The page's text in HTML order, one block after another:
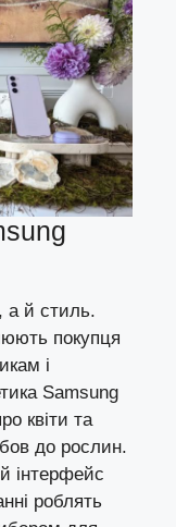
а й стиль.
покупця
і
Samsung
квіти та
до рослин.
інтерфейс
роблять